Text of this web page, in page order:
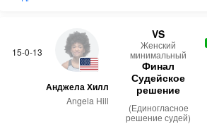
15-0-13
Анджела Хилл
Angela Hill
VS
Женский
минимальный
Финал
Судейское
решение
(Единогласное
решение судей)